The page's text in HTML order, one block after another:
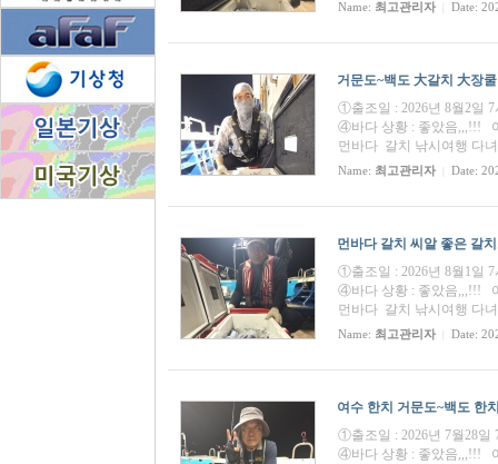
Name: 최고관리자 Date:
거문도~백도 大갈치 大장
①출조일 : 2026년 8월2일
④바다 상황 : 좋았음,,,!!!
먼바다 갈치 낚시여행 다
Name: 최고관리자 Date:
먼바다 갈치 씨알 좋은 갈
①출조일 : 2026년 8월1일
④바다 상황 : 좋았음,,,!!!
먼바다 갈치 낚시여행 다
Name: 최고관리자 Date:
여수 한치 거문도~백도 한
①출조일 : 2026년 7월28
④바다 상황 : 좋았음,,,!!!